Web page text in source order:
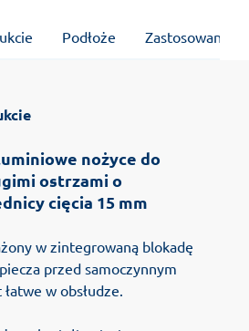
Podłoże Zastosowanie
nożyce do
ostrzami o
cięcia 15 mm
w zintegrowaną blokadę
przed samoczynnym
w obsłudze.